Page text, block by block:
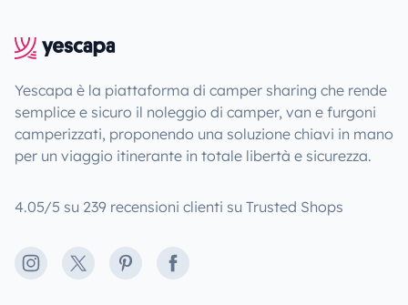
Yescapa è la piattaforma di camper sharing che rende
semplice e sicuro il noleggio di camper, van e furgoni
camperizzati, proponendo una soluzione chiavi in mano
per un viaggio itinerante in totale libertà e sicurezza.
4.05/5 su 239 recensioni clienti su Trusted Shops
Instagram
X PinterestFacebook